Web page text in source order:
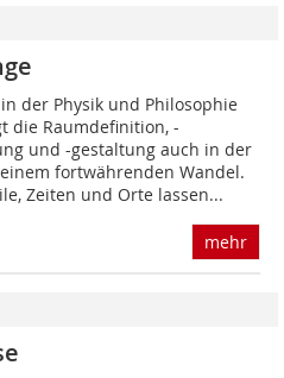
der Physik und Philosophie
die Raumdefinition, -
und -gestaltung auch in der
fortwährenden Wandel.
Zeiten und Orte lassen...
mehr